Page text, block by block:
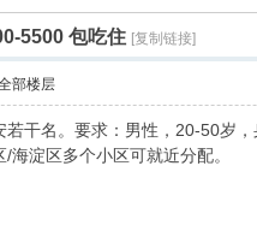
5500 包吃住 [复制链接]
部楼层
干名。要求：男性，20-50岁
淀区多个小区可就近分配。